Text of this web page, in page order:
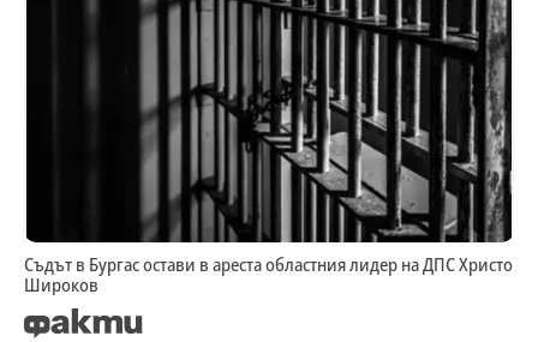
Съдът в Бургас остави в ареста областния лидер на ДПС Христо
Широков